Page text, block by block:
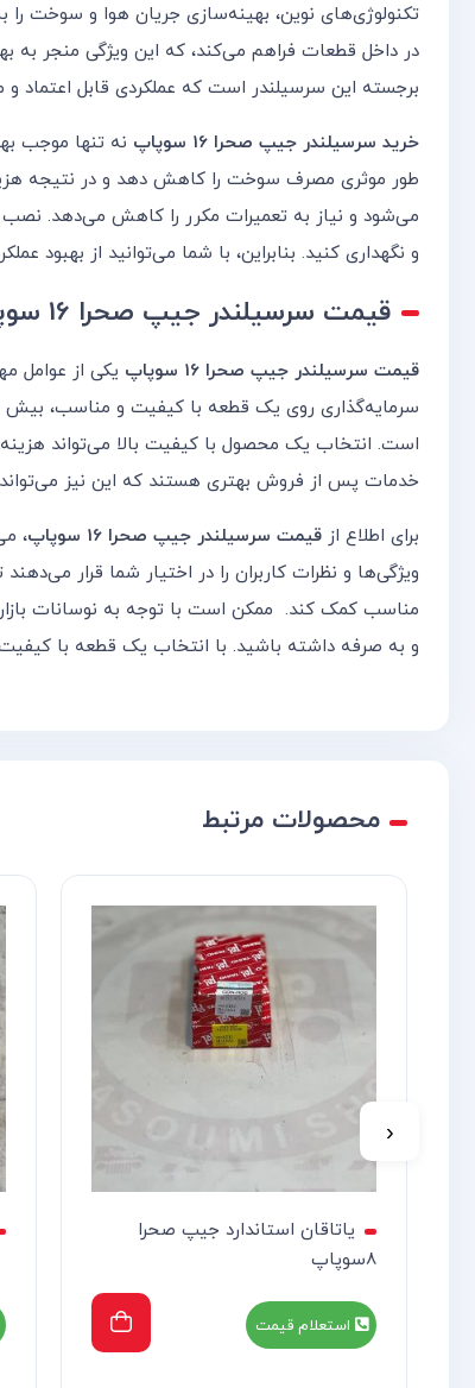
تکنولوژی‌های نوین، بهینه‌سازی جریان هوا و سوخت
در داخل قطعات فراهم می‌کند، که این ویژگی منجر به
برجسته این سرسیلندر است که عملکردی قابل اعتماد
خرید سرسیلندر جیپ صحرا 16 سوپاپ
نه تنها موجب
طور موثری مصرف سوخت را کاهش دهد و در نتیجه
می‌شود و نیاز به تعمیرات مکرر را کاهش می‌دهد.
و نگهداری کنید. بنابراین، با شما می‌توانید از
قیمت سرسیلندر جیپ صحرا 16 سوپاپ
قیمت سرسیلندر جیپ صحرا 16 سوپاپ
یکی از عوامل
سرمایه‌گذاری روی یک قطعه با کیفیت و مناسب،
است. انتخاب یک محصول با کیفیت بالا می‌تواند
خدمات پس از فروش بهتری هستند که این نیز می‌تواند
برای اطلاع از قیمت سرسیلندر جیپ صحرا 16 سوپاپ ،
ویژگی‌ها و نظرات کاربران را در اختیار شما قرار
مناسب کمک کند. ممکن است با توجه به نوسانات بازار
و به صرفه داشته باشید. با انتخاب یک قطعه با
محصولات مرتبط
یاتاقان استاندارد جیپ صحرا
8سوپاپ
استعلام قیمت
‹